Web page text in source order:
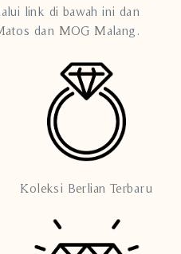
link di bawah ini dan
dan MOG Malang.
Koleksi Berlian Terbaru